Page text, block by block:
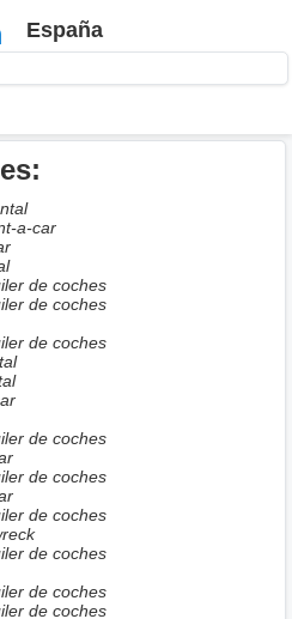
España
a-car
de coches
de coches
de coches
de coches
de coches
de coches
de coches
de coches
de coches